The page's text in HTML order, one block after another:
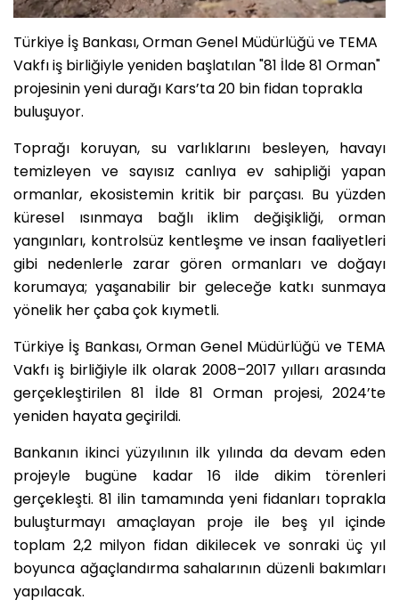
Türkiye İş Bankası, Orman Genel Müdürlüğü ve TEMA
Vakfı iş birliğiyle yeniden başlatılan "81 İlde 81 Orman"
projesinin yeni durağı Kars’ta 20 bin fidan toprakla
buluşuyor.
Toprağı koruyan, su varlıklarını besleyen, havayı
temizleyen ve sayısız canlıya ev sahipliği yapan
ormanlar, ekosistemin kritik bir parçası. Bu yüzden
küresel ısınmaya bağlı iklim değişikliği, orman
yangınları, kontrolsüz kentleşme ve insan faaliyetleri
gibi nedenlerle zarar gören ormanları ve doğayı
korumaya; yaşanabilir bir geleceğe katkı sunmaya
yönelik her çaba çok kıymetli.
Türkiye İş Bankası, Orman Genel Müdürlüğü ve TEMA
Vakfı iş birliğiyle ilk olarak 2008–2017 yılları arasında
gerçekleştirilen 81 İlde 81 Orman projesi, 2024’te
yeniden hayata geçirildi.
Bankanın ikinci yüzyılının ilk yılında da devam eden
projeyle bugüne kadar 16 ilde dikim törenleri
gerçekleşti. 81 ilin tamamında yeni fidanları toprakla
buluşturmayı amaçlayan proje ile beş yıl içinde
toplam 2,2 milyon fidan dikilecek ve sonraki üç yıl
boyunca ağaçlandırma sahalarının düzenli bakımları
yapılacak.